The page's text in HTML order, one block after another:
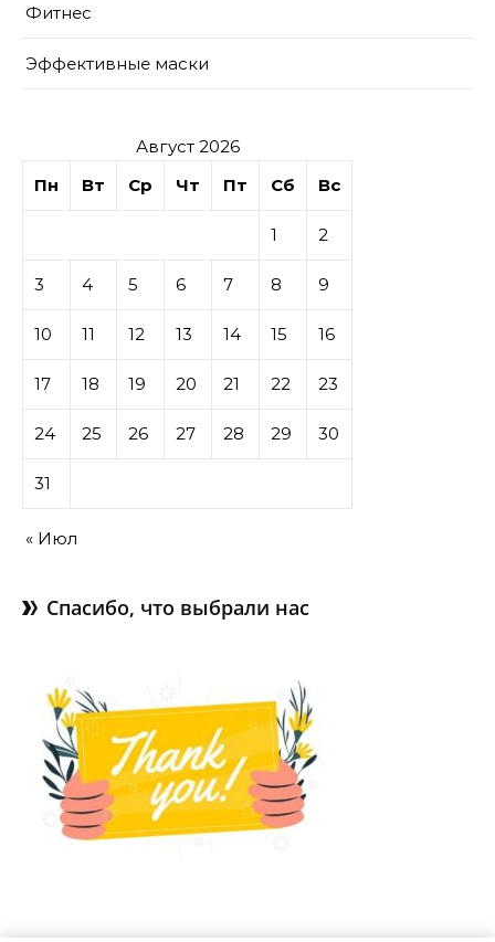
Фитнес
Эффективные маски
Август 2026
Пн
Вт Ср Чт Пт Сб Вс
1 2
3 4 5 6 7 8 9
10 11 12 13 14 15 16
17 18 19 20 21 22 23
24 25 26 27 28 29 30
31
« Июл
Спасибо, что выбрали нас